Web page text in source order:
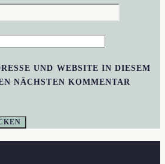
UND WEBSITE IN DIESEM
NÄCHSTEN KOMMENTAR